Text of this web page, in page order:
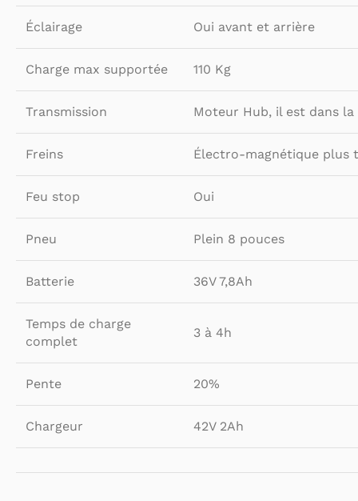
Éclairage Oui avant et arrière
Charge max supportée 110 Kg
Transmission Moteur Hub, il est dans la
Freins Électro-magnétique plus
Feu stop Oui
Pneu Plein 8 pouces
Batterie 36V 7,8Ah
Temps de charge
complet
3 à 4h
Pente 20%
Chargeur 42V 2Ah